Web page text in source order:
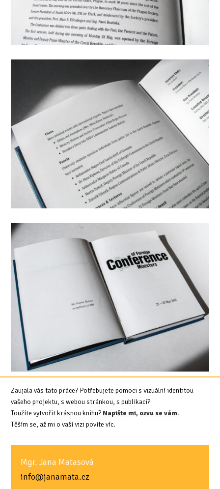
Zaujala vás tato práce? Potřebujete pomoci s vizuální identitou
vašeho projektu, s webou stránkou, s publikací?
Toužíte vytvořit krásnou knihu? Napište mi, ozvu se vám.
Těším se, až mi o vaší vizi povíte víc.
Mgr. Jana Matasová
info@janamata.cz